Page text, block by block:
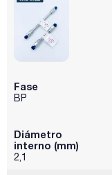
Fase
BP
Diámetro
interno (mm)
2,1